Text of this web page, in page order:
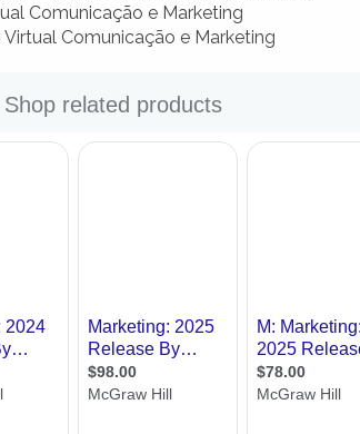
Comunicação e Marketing
Comunicação e Marketing